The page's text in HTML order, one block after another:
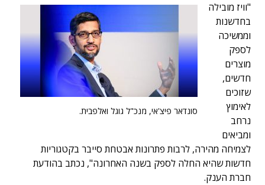
סונדאר פיצ'אי, מנכ"ל גוגל ואלפבית.
"וויז מובילה
בחדשנות
וממשיכה
לספק
מוצרים
חדשים,
שזוכים
לאימוץ
נרחב
ומביאים
לצמיחה מהירה, לרבות פתרונות אבטחת סייבר בקטגוריות
חדשות שהיא החלה לספק בשנה האחרונה", נכתב בהודעת
חברת הענק.